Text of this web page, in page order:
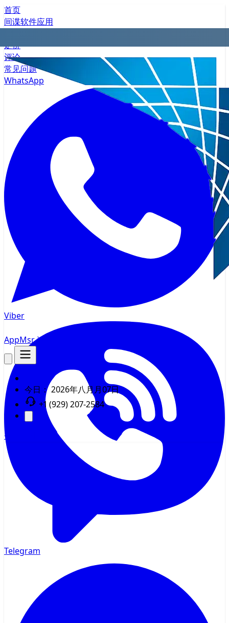
AppMsr追踪器
今日：2026年八月月07日
+1 (929) 207-2584
登录
首页
间谍软件应用
定价
评论
常见问题
WhatsApp
Viber
Telegram